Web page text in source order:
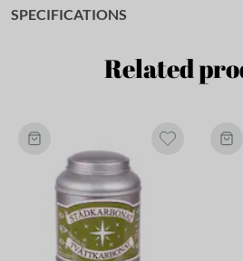
SPECIFICATIONS
Related